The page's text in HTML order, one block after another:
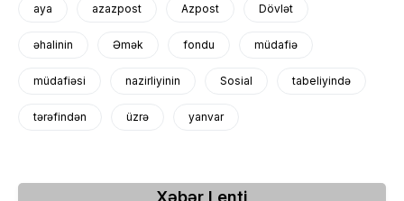
aya azazpost Azpost Dövlət
əhalinin Əmək fondu müdafiə
müdafiəsi nazirliyinin Sosial tabeliyində
tərəfindən üzrə yanvar
Xəbər Lenti